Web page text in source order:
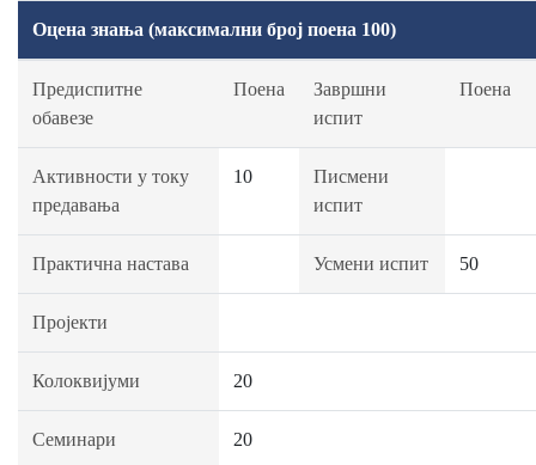
Оцена знања (максимални број поена 100)
Предиспитне
обавезе
Поена
Завршни
испит
Поена
Активности у току
предавања
10
Писмени
испит
Практична настава Усмени испит 50
Пројекти
Колоквијуми 20
Семинари 20